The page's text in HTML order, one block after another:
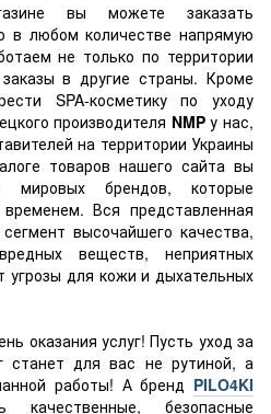
вы можете заказать
в любом количестве напрямую
не только по территории
в другие страны. Кроме
SPA-косметику по уходу
производителя NMPу нас,
на территории Украины
товаров нашего сайта вы
мировых брендов, которые
Вся представленная
высочайшего качества,
веществ, неприятных
угрозы для кожи и дыхательных
оказания услуг! Пусть уход за
станет для вас не рутиной, а
работы! А бренд PILO4KI
безопасные